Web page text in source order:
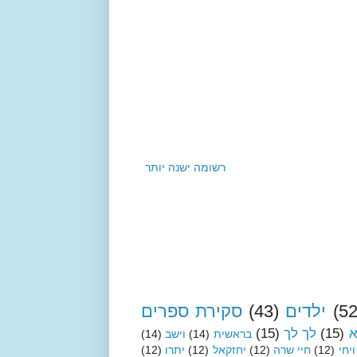
רשומה ישנה יותר
ילדים (43) סקירת ספרים
(15) לך לך (15) בראשית (14) וישב (14)
ויחי (12) חיי שרה (12) יחזקאל (12) יתרו (12)